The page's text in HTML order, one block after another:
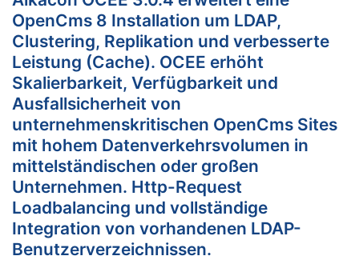
OpenCms 8 Installation um LDAP,
Clustering, Replikation und verbesserte
Leistung (Cache). OCEE erhöht
Skalierbarkeit, Verfügbarkeit und
Ausfallsicherheit von
unternehmenskritischen OpenCms Sites
mit hohem Datenverkehrsvolumen in
mittelständischen oder großen
Unternehmen. Http-Request
Loadbalancing und vollständige
Integration von vorhandenen LDAP-
Benutzerverzeichnissen.